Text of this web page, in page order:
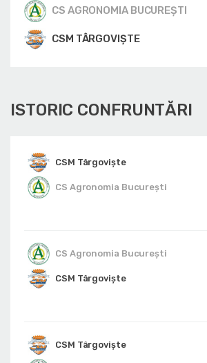
CS AGRONOMIA BUCUREȘTI
CSM TÂRGOVIȘTE
ISTORIC CONFRUNTĂRI
CSM Târgoviște
CS Agronomia București
CS Agronomia București
CSM Târgoviște
CSM Târgoviște